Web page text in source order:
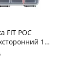
FIT POC
13"